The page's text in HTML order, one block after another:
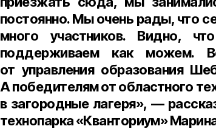
постоянно. Мы очень рады, что
много участников. Видно,
поддерживаем как можем.
от управления образования
А победителям от областного
в загородные лагеря», —
технопарка «Кванториум»